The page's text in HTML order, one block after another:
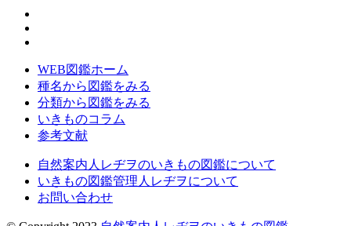
WEB図鑑ホーム
種名から図鑑をみる
分類から図鑑をみる
いきものコラム
参考文献
自然案内人レヂヲのいきもの図鑑について
いきもの図鑑管理人レヂヲについて
お問い合わせ